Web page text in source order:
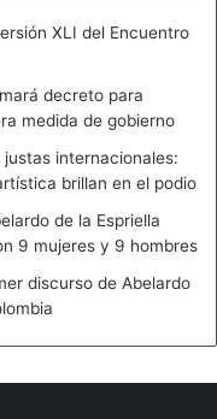
XLI del Encuentro
decreto para
medida de gobierno
internacionales:
brillan en el podio
de la Espriella
9 mujeres y 9 hombres
discurso de Abelardo